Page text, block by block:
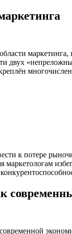
двух
к потере